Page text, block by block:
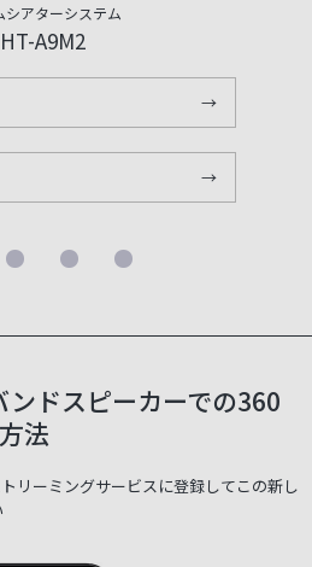
シアターシステム
HT-A9M2
→
→
ンドスピーカーでの360
法
リーミングサービスに登録してこの新し